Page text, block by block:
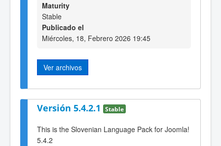
Maturity
Stable
Publicado el
Miércoles, 18, Febrero 2026 19:45
Ver archivos
Versión 5.4.2.1 Stable
This is the Slovenian Language Pack for Joomla!
5.4.2